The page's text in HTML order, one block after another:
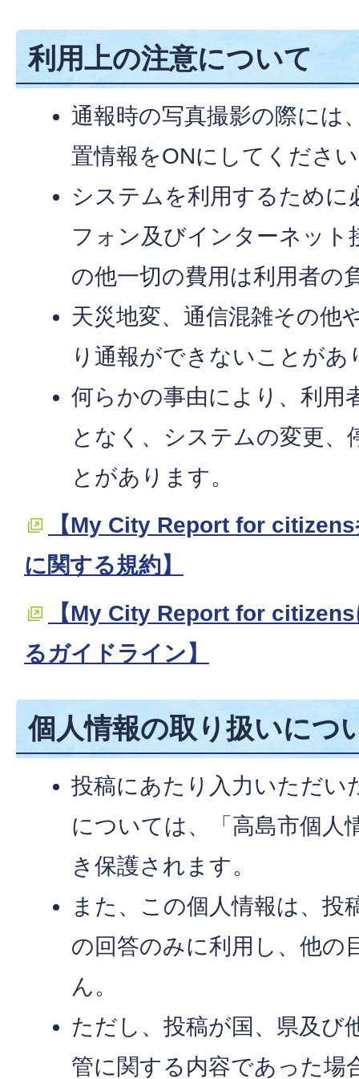
利用上の注意について
通報時の写真撮影の際には
置情報をONにしてくださ
システムを利用するため
フォン及びインターネット
の他一切の費用は利用者の
天災地変、通信混雑その他
り通報ができないことがあ
何らかの事由により、利用
となく、システムの変更、
とがあります。
【My City Report for
に関する規約】
【My City Report for
るガイドライン】
個人情報の取り扱いにつ
投稿にあたり入力いただい
については、「高島市個人
き保護されます。
また、この個人情報は、投
の回答のみに利用し、他の
ん。
ただし、投稿が国、県及び
管に関する内容であった場